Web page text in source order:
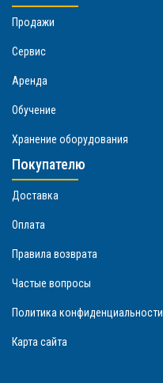
Продажи
Сервис
Аренда
Обучение
Хранение оборудования
Покупателю
Доставка
Оплата
Правила возврата
Частые вопросы
Политика конфиденциальности
Карта сайта